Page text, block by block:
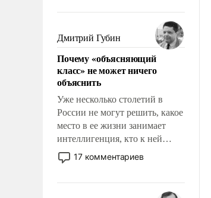
фундаментальным знанием,
что мировая политика имеет
свойство заявляться на порог
нашего дома.
Дмитрий Губин
Почему «объясняющий
класс» не может ничего
объяснить
Уже несколько столетий в
России не могут решить, какое
место в ее жизни занимает
интеллигенция, кто к ней
принадлежит, а кого из нее
исключили с правом
чем она отличается от просто
17 комментариев